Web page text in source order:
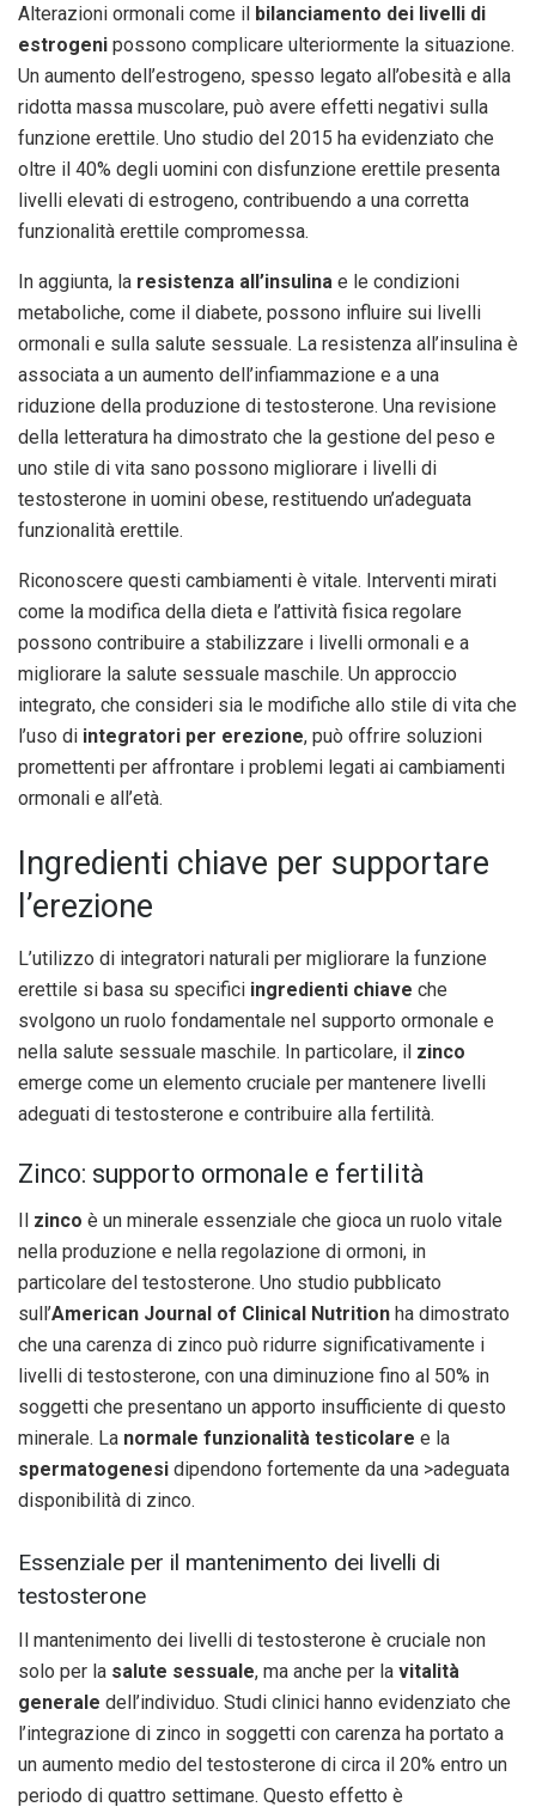
Alterazioni ormonali come il bilanciamento dei livelli di
estrogeni possono complicare ulteriormente la situazione.
Un aumento dell’estrogeno, spesso legato all’obesità e alla
ridotta massa muscolare, può avere effetti negativi sulla
funzione erettile. Uno studio del 2015 ha evidenziato che
oltre il 40% degli uomini con disfunzione erettile presenta
livelli elevati di estrogeno, contribuendo a una corretta
funzionalità erettile compromessa.
In aggiunta, la resistenza all’insulina e le condizioni
metaboliche, come il diabete, possono influire sui livelli
ormonali e sulla salute sessuale. La resistenza all’insulina è
associata a un aumento dell’infiammazione e a una
riduzione della produzione di testosterone. Una revisione
della letteratura ha dimostrato che la gestione del peso e
uno stile di vita sano possono migliorare i livelli di
testosterone in uomini obese, restituendo un’adeguata
funzionalità erettile.
Riconoscere questi cambiamenti è vitale. Interventi mirati
come la modifica della dieta e l’attività fisica regolare
possono contribuire a stabilizzare i livelli ormonali e a
migliorare la salute sessuale maschile. Un approccio
integrato, che consideri sia le modifiche allo stile di vita che
l’uso di integratori per erezione, può offrire soluzioni
promettenti per affrontare i problemi legati ai cambiamenti
ormonali e all’età.
Ingredienti chiave per supportare
l’erezione
L’utilizzo di integratori naturali per migliorare la funzione
erettile si basa su specifici ingredienti chiave che
svolgono un ruolo fondamentale nel supporto ormonale e
nella salute sessuale maschile. In particolare, il zinco
emerge come un elemento cruciale per mantenere livelli
adeguati di testosterone e contribuire alla fertilità.
Zinco: supporto ormonale e fertilità
Il zinco è un minerale essenziale che gioca un ruolo vitale
nella produzione e nella regolazione di ormoni, in
particolare del testosterone. Uno studio pubblicato
sull’American Journal of Clinical Nutrition ha dimostrato
che una carenza di zinco può ridurre significativamente i
livelli di testosterone, con una diminuzione fino al 50% in
soggetti che presentano un apporto insufficiente di questo
minerale. La normale funzionalità testicolare e la
spermatogenesi dipendono fortemente da una >adeguata
disponibilità di zinco.
Essenziale per il mantenimento dei livelli di
testosterone
Il mantenimento dei livelli di testosterone è cruciale non
solo per la salute sessuale, ma anche per la vitalità
generale dell’individuo. Studi clinici hanno evidenziato che
l’integrazione di zinco in soggetti con carenza ha portato a
un aumento medio del testosterone di circa il 20% entro un
periodo di quattro settimane. Questo effetto è